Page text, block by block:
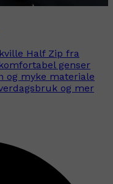
Half Zip fra
genser
og myke materiale
og mer